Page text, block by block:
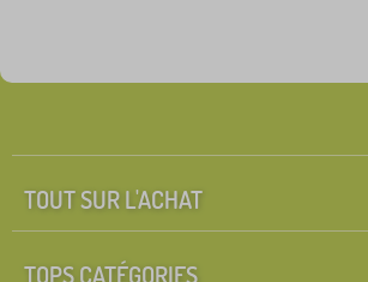
TOUT SUR L'ACHAT
TOPS CATÉGORIES